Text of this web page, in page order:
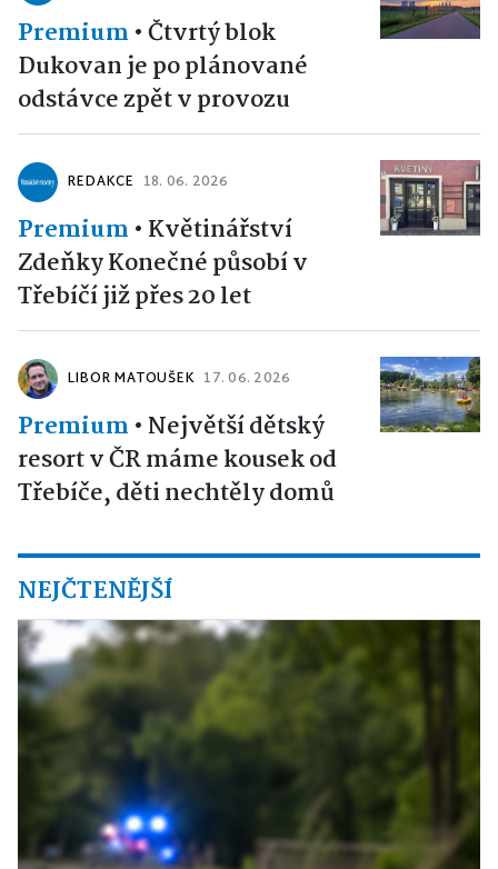
Premium •Čtvrtý blok
Dukovan je po plánované
odstávce zpět v provozu
REDAKCE 18. 06. 2026
Premium • Květinářství
Zdeňky Konečné působí v
Třebíčí již přes 20 let
LIBOR MATOUŠEK 17. 06. 2026
Premium • Největší dětský
resort v ČR máme kousek od
Třebíče, děti nechtěly domů
NEJČTENĚJŠÍ